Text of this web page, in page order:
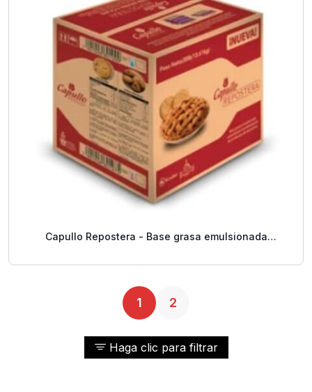
Haga clic para filtrar
Capullo Repostera - Base grasa emulsionada
1 2